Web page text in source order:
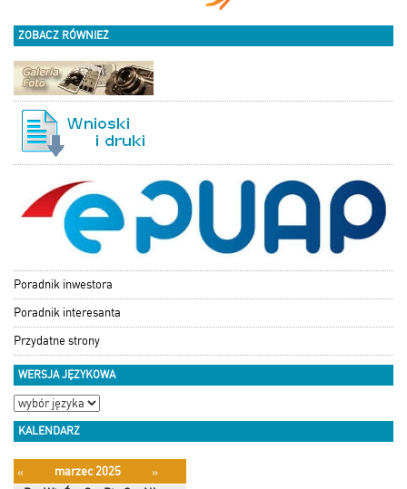
ZOBACZ RÓWNIEŻ
Poradnik inwestora
Poradnik interesanta
Przydatne strony
WERSJA JĘZYKOWA
KALENDARZ
« marzec 2025
»